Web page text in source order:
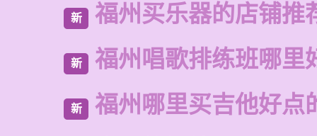
新 福州买乐器的店铺推
新 福州唱歌排练班哪里
新 福州哪里买吉他好点